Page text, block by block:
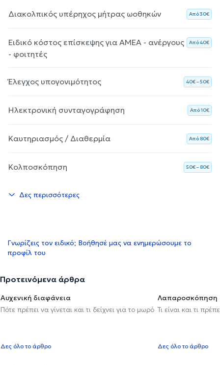
Διακολπικός υπέρηχος μήτρας ωοθηκών Aπό 30€
Ειδικό κόστος επίσκεψης για ΑΜΕΑ - ανέργους
- φοιτητές
Aπό 40€
Έλεγχος υπογονιμότητος 40€ – 50€
Ηλεκτρονική συνταγογράφηση Aπό 10€
Καυτηριασμός / Διαθερμία Aπό 80€
Κολποσκόπηση 50€ – 80€
Δες περισσότερες
Γνωρίζεις τον ειδικό; Βοήθησέ μας να ενημερώσουμε το
προφίλ του
Προτεινόμενα άρθρα
Αυχενική διαφάνεια
Πότε πρέπει να γίνεται και τι δείχνει για το μωρό
Δες όλο το άρθρο
Λαπαροσκόπηση
Τι είναι και τι
Δες όλο το άρθρο